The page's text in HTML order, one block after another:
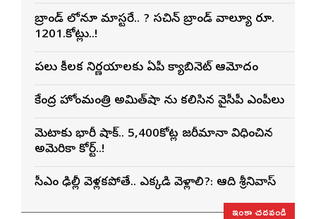
బ్రాండ్ లోనూ మాస్టరే.. ? సచిన్ బ్రాండ్ వాల్యూ రూ.
1201.కోట్లు..!
పలు కీలక నిర్ణయాలకు ఏపీ క్యాబినెట్ ఆమోదం
కేంద్ర హోంమంత్రి అమిత్‌షా ను కలిసిన వైసీపీ ఎంపీలు
మెటాకు భారీ షాక్.. 5,400కోట్ల జరీమానా విధించిన
అమెరికా కోర్ట్..!
సీఎం ఢిల్లీకి వెళ్లకపోతే.. ఎక్కడికి వెళ్లాలి?: ఆది శ్రీనివాస్
ఇంకా చదవండి